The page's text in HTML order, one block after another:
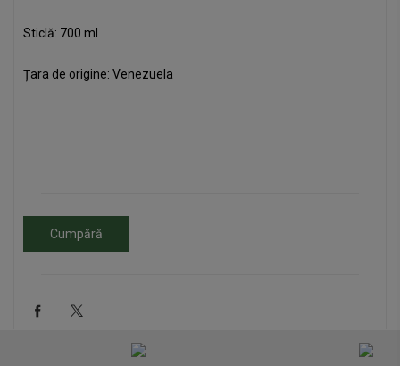
Sticlă: 700 ml
Țara de origine: Venezuela
Cumpără